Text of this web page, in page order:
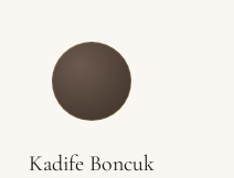
Kadife Boncuk